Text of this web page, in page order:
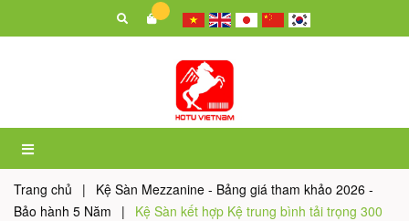
Trang chủ |
Kệ Sàn Mezzanine - Bảng giá tham khảo 2026 -
Bảo hành 5 Năm
|
Kệ Sàn kết hợp Kệ trung bình tải trọng 300